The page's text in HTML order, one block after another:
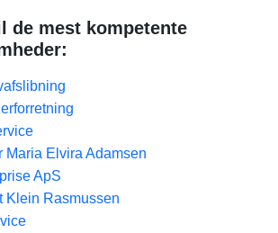
de mest kompetente
Maria Elvira Adamsen
ApS
Klein Rasmussen